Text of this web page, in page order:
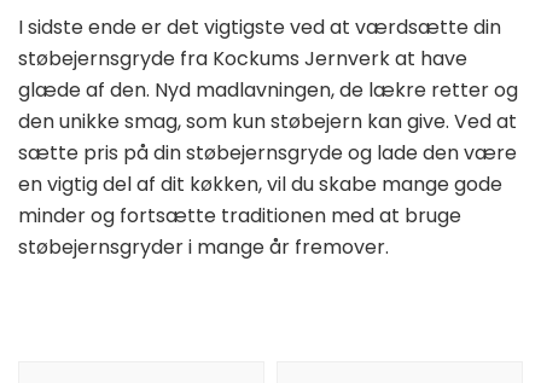
I sidste ende er det vigtigste ved at værdsætte din
støbejernsgryde fra Kockums Jernverk at have
glæde af den. Nyd madlavningen, de lækre retter og
den unikke smag, som kun støbejern kan give. Ved at
sætte pris på din støbejernsgryde og lade den være
en vigtig del af dit køkken, vil du skabe mange gode
minder og fortsætte traditionen med at bruge
støbejernsgryder i mange år fremover.